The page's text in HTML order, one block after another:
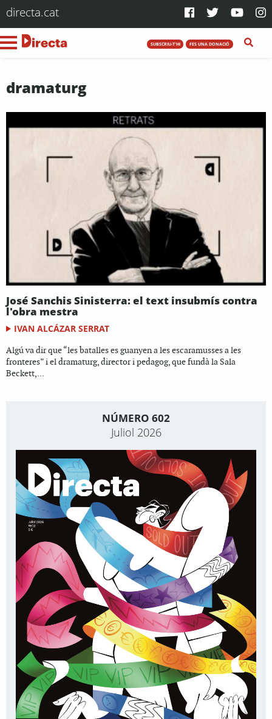
directa.cat
SUBSCRIU-T'HI FES UNA DONACIÓ
dramaturg
José Sanchis Sinisterra: el text insubmís contra
l'obra mestra
IVAN ALCÁZAR SERRAT
Algú va dir que “les batalles es guanyen a les escaramusses a les
fronteres” i el dramaturg, director i pedagog, que fundà la Sala
Beckett,...
NÚMERO 602
Juliol 2026